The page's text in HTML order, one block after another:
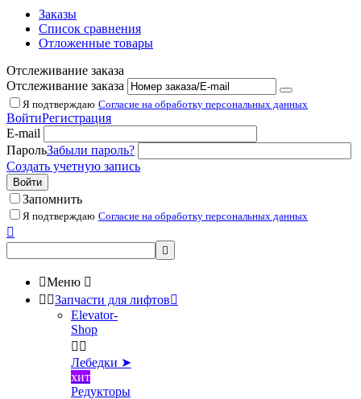
Заказы
Список сравнения
Отложенные товары
Отслеживание заказа
Отслеживание заказа
Я подтверждаю Согласие на обработку персональных данных
ВойтиРегистрация
E-mail
ПарольЗабыли пароль?
Создать учетную запись
Войти
Запомнить
Я подтверждаю Согласие на обработку персональных данных


Меню 
 Запчасти для лифтов
Elevator-
Shop
 
Лебедки ➤
хит
Редукторы